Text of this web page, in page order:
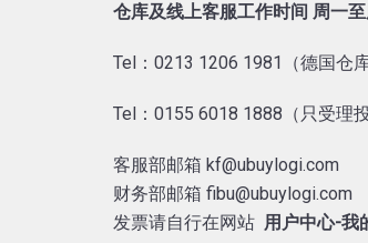
仓库及线上客服工作时间 周一
Tel：0213 1206 1981（德国仓
Tel：0155 6018 1888（只受理投
客服部邮箱 kf@ubuylogi.com
财务部邮箱 fibu@ubuylogi.com
发票请自行在网站 用户中心-我